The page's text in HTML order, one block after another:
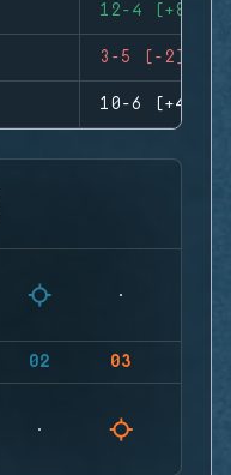
12-4 (+8)
3-5 (-2)
10-6 (+4)
02 03